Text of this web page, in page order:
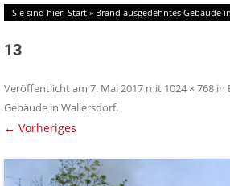
Sie sind hier: Start » Brand ausgedehntes Gebäude
13
Veröffentlicht am 7. Mai 2017 mit 1024 × 768 in
Gebäude in Wallersdorf.
← Vorheriges